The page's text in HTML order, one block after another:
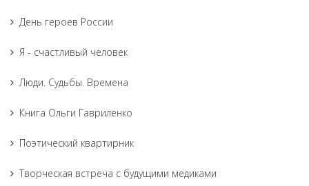
День героев России
Я - счастливый человек
Люди. Судьбы. Времена
Книга Ольги Гавриленко
Поэтический квартирник
Творческая встреча с будущими медиками